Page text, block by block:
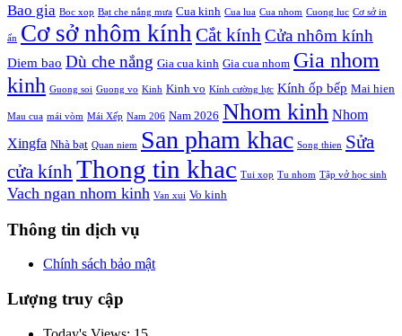
Bao gia Boc xop Bạt che nắng mưa Cua kinh Cua lua Cua nhom Cuong luc Cơ sở in
ấn Cơ sở nhôm kính Cắt kínhCửa nhôm kính
Diem bao Dù che nắng Gia cua kinh Gia cua nhom Gia nhom
kinh Guong soi Guong vo Kinh Kinh vo Kính cường lực Kính ốp bếp Mai hien
Mau cua mái vòm Mái Xếp Nam 206 Nam 2026 Nhom kinh Nhom
Xingfa Nhà bạt Quan niem San pham khac Song thien Sửa
cửa kínhThong tin khac Tui xop Tu nhom Tập vở học sinh
Vach ngan nhom kinh Van xui Vo kinh
Thông tin dịch vụ
Chính sách bảo mật
Lượng truy cập